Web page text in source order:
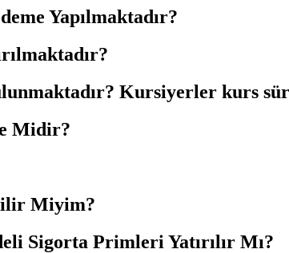
Yapılmaktadır?
Kursiyerler kurs
Midir?
Miyim?
Sigorta Primleri Yatırılır Mı?